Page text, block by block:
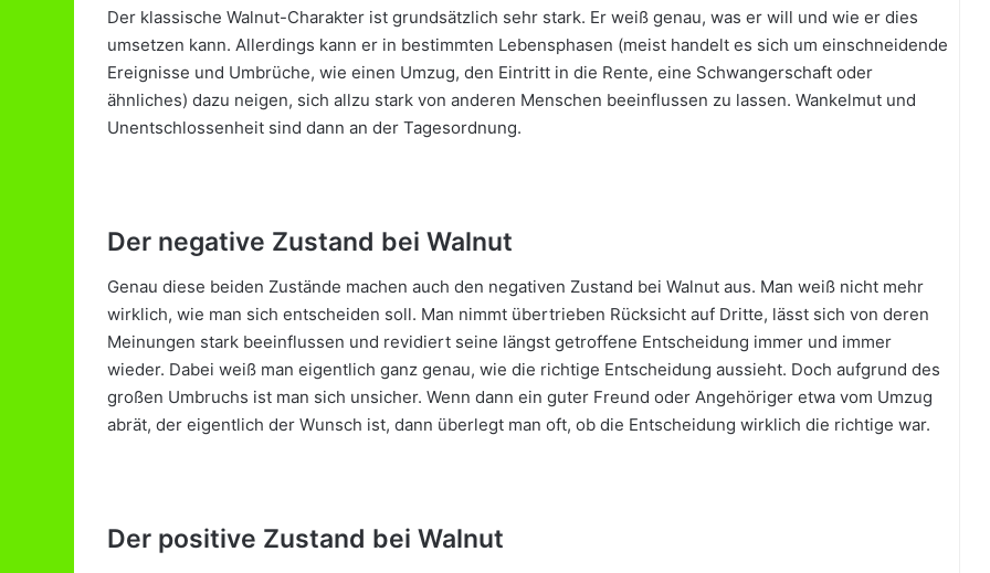
Der klassische Walnut-Charakter ist grundsätzlich sehr stark. Er weiß genau, was er will und wie er dies
umsetzen kann. Allerdings kann er in bestimmten Lebensphasen (meist handelt es sich um einschneidende
Ereignisse und Umbrüche, wie einen Umzug, den Eintritt in die Rente, eine Schwangerschaft oder
ähnliches) dazu neigen, sich allzu stark von anderen Menschen beeinflussen zu lassen. Wankelmut und
Unentschlossenheit sind dann an der Tagesordnung.
Der negative Zustand bei Walnut
Genau diese beiden Zustände machen auch den negativen Zustand bei Walnut aus. Man weiß nicht mehr
wirklich, wie man sich entscheiden soll. Man nimmt übertrieben Rücksicht auf Dritte, lässt sich von deren
Meinungen stark beeinflussen und revidiert seine längst getroffene Entscheidung immer und immer
wieder. Dabei weiß man eigentlich ganz genau, wie die richtige Entscheidung aussieht. Doch aufgrund des
großen Umbruchs ist man sich unsicher. Wenn dann ein guter Freund oder Angehöriger etwa vom Umzug
abrät, der eigentlich der Wunsch ist, dann überlegt man oft, ob die Entscheidung wirklich die richtige war.
Der positive Zustand bei Walnut
r
g
k
e
i
n
n
i
t
u